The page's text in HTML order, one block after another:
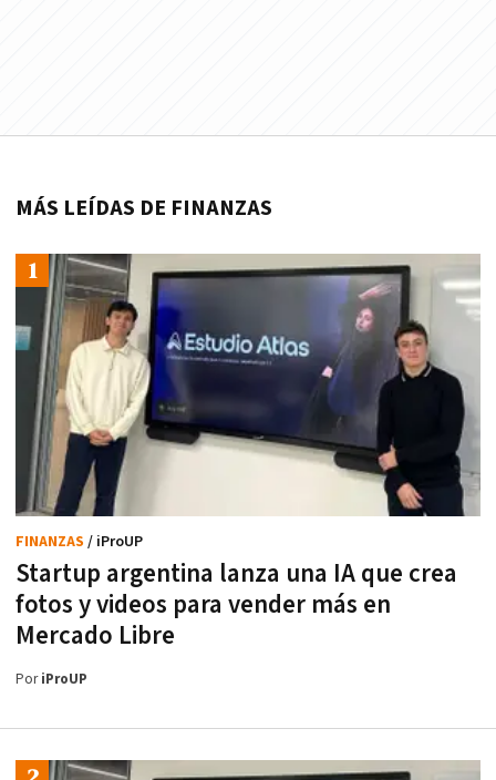
MÁS LEÍDAS DE FINANZAS
Startup argentina lanza una IA que crea
fotos y videos para vender más en
Mercado Libre
FINANZAS / iProUP
PoriProUP